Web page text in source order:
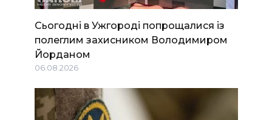
Сьогодні в Ужгороді попрощалися із
полеглим захисником Володимиром
Йорданом
06.08.2026